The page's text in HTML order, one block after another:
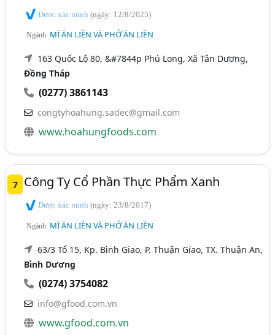
Được xác minh(ngày: 12/8/2025)
Ngành: MÌ ĂN LIỀN VÀ PHỞ ĂN LIỀN
163 Quốc Lộ 80, &#7844p Phú Long, Xã Tân Dương,
Đồng Tháp
(0277) 3861143
congtyhoahung.sadec@gmail.com
www.hoahungfoods.com
7 Công Ty Cổ Phần Thực Phẩm Xanh
Được xác minh(ngày: 23/8/2017)
Ngành: MÌ ĂN LIỀN VÀ PHỞ ĂN LIỀN
63/3 Tổ 15, Kp. Bình Giao, P. Thuận Giao, TX. Thuận An,
Bình Dương
(0274) 3754082
info@gfood.com.vn
www.gfood.com.vn